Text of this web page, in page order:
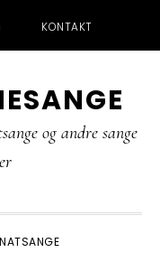
KONTAKT
og andre sange